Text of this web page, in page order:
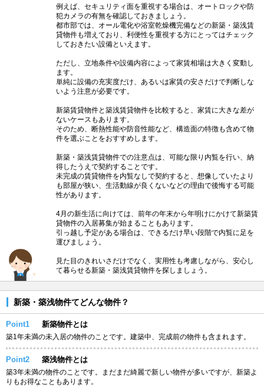
例えば、セキュリティ面を重視する場合は、オートロックや防
犯カメラの有無を確認しておきましょう。
都市部では、オール電化や浴室乾燥機完備などの新築・築浅賃
貸物件も増えており、利便性を重視する方にとってはチェック
しておきたい設備といえます。
ただし、立地条件や設備内容によって家賃相場は大きく変動し
ます。
単純に設備の充実度だけ、あるいは家賃の安さだけで判断しな
いよう注意が必要です。
新築賃貸物件と築浅賃貸物件を比較すると、家賃に大きな差が
ないケースもあります。
そのため、断熱性能や防音性能など、構造面の特徴も含めて物
件を選ぶことをおすすめします。
新築・築浅賃貸物件での注意点は、可能な限り内覧を行い、納
得したうえで契約することです。
未完成の賃貸物件を内覧なしで契約すると、想像していたより
も部屋が狭い、生活動線が良くないなどの理由で後悔する可能
性があります。
4月の新生活に向けては、前年の年末から年明けにかけて新築賃
貸物件の入居募集が始まることもあります。
引っ越し予定がある場合は、できるだけ早い段階で内覧に足を
運びましょう。
見た目のきれいさだけでなく、実用性も考慮しながら、安心し
て暮らせる新築・築浅賃貸物件を探しましょう。
新築・築浅物件てどんな物件？
Point1 新築物件とは
築1年未満の未入居の物件のことです。建築中、完成前の物件も含まれます。
Point2 築浅物件とは
築3年未満の物件のことです。まだまだ綺麗で新しい物件が多いですが、新築よ
りもお得なこともあります。